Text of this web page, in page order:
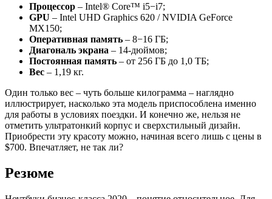
Процессор – Intel® Core™ i5−i7;
GPU – Intel UHD Graphics 620 / NVIDIA GeForce
MX150;
Оперативная память – 8−16 ГБ;
Диагональ экрана – 14-дюймов;
Постоянная память – от 256 ГБ до 1,0 ТБ;
Вес – 1,19 кг.
Один только вес – чуть больше килограмма – наглядно
иллюстрирует, насколько эта модель приспособлена именно
для работы в условиях поездки. И конечно же, нельзя не
отметить ультратонкий корпус и сверхстильный дизайн.
Приобрести эту красоту можно, начиная всего лишь с цены в
$700. Впечатляет, не так ли?
Резюме